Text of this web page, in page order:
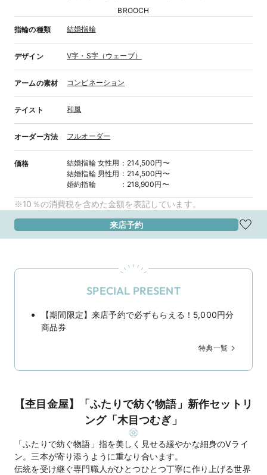
BROOCH
指輪の種類 結婚指輪
デザイン V字・S字（ウェーブ）
アームの素材 コンビネーション
テイスト 和風
オーダー方法 フルオーダー
価格 結婚指輪 女性用 ： 214,500円〜
結婚指輪 男性用 ： 214,500円〜
婚約指輪
： 218,900円〜
※10％の消費税を含めた金額を表記しています。
来店予約
SPECIAL PRESENT
【期間限定】来店予約で必ずもらえる！5,000円分
商品券
特典一覧
【杢目金屋】「ふたりで紡ぐ物語」新作セットリ
ング「木目つむぎ」
「ふたりで紡ぐ物語」指を美しく見せる緩やかな細身のVライ
ン。三本が寄り添うように重なり合います。
伝統を受け継ぐ専門職人がひとつひとつ丁寧に作り上げる世界